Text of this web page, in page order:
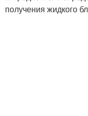
получения жидкого